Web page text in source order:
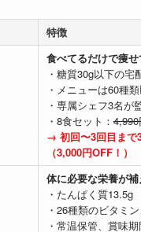
特徴
食べてるだけで痩せ
・糖質30g以下の宅
・メニューは60種
・専属シェフ3名が
・8食セット：
→ 初回〜3回目まで
（3,000円OFF！）
体に必要な栄養が補
・たんぱく質13.5g
・26種類のビタミ
・常温保管、賞味